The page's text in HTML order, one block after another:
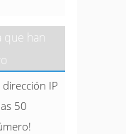
que han
IP
50